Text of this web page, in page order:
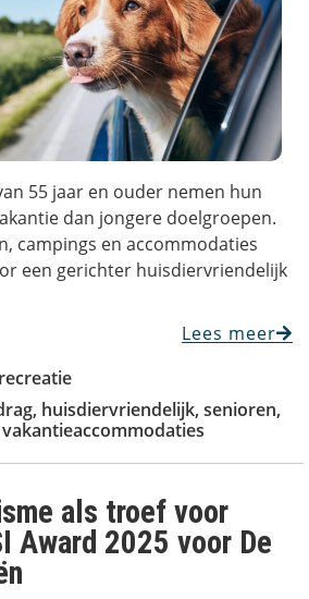
55 jaar en ouder nemen hun
dan jongere doelgroepen.
campings en accommodaties
een gerichter huisdiervriendelijk
Lees meer
, huisdiervriendelijk, senioren,
vakantieaccommodaties
als troef voor
Award 2025 voor De